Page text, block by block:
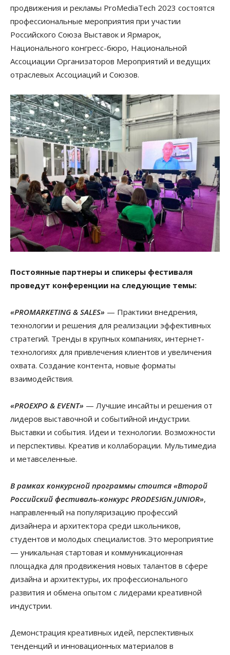
продвижения и рекламы ProMediaTech 2023 состоятся
профессиональные мероприятия при участии
Российского Союза Выставок и Ярмарок,
Национального конгресс-бюро, Национальной
Ассоциации Организаторов Мероприятий и ведущих
отраслевых Ассоциаций и Союзов.
Постоянные партнеры и спикеры фестиваля
проведут конференции на следующие темы:
«PROMARKETING & SALES» — Практики внедрения,
технологии и решения для реализации эффективных
стратегий. Тренды в крупных компаниях, интернет-
технологиях для привлечения клиентов и увеличения
охвата. Создание контента, новые форматы
взаимодействия.
«PROEXPO & EVENT» — Лучшие инсайты и решения от
лидеров выставочной и событийной индустрии.
Выставки и события. Идеи и технологии. Возможности
и перспективы. Креатив и коллаборации. Мультимедиа
и метавселенные.
В рамках конкурсной программы стоится «Второй
Российский фестиваль-конкурс PRODESIGN.JUNIOR»,
направленный на популяризацию профессий
дизайнера и архитектора среди школьников,
студентов и молодых специалистов. Это мероприятие
— уникальная стартовая и коммуникационная
площадка для продвижения новых талантов в сфере
дизайна и архитектуры, их профессионального
развития и обмена опытом с лидерами креативной
индустрии.
Демонстрация креативных идей, перспективных
тенденций и инновационных материалов в